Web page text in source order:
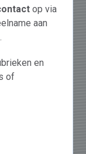
op via
aan
en
of